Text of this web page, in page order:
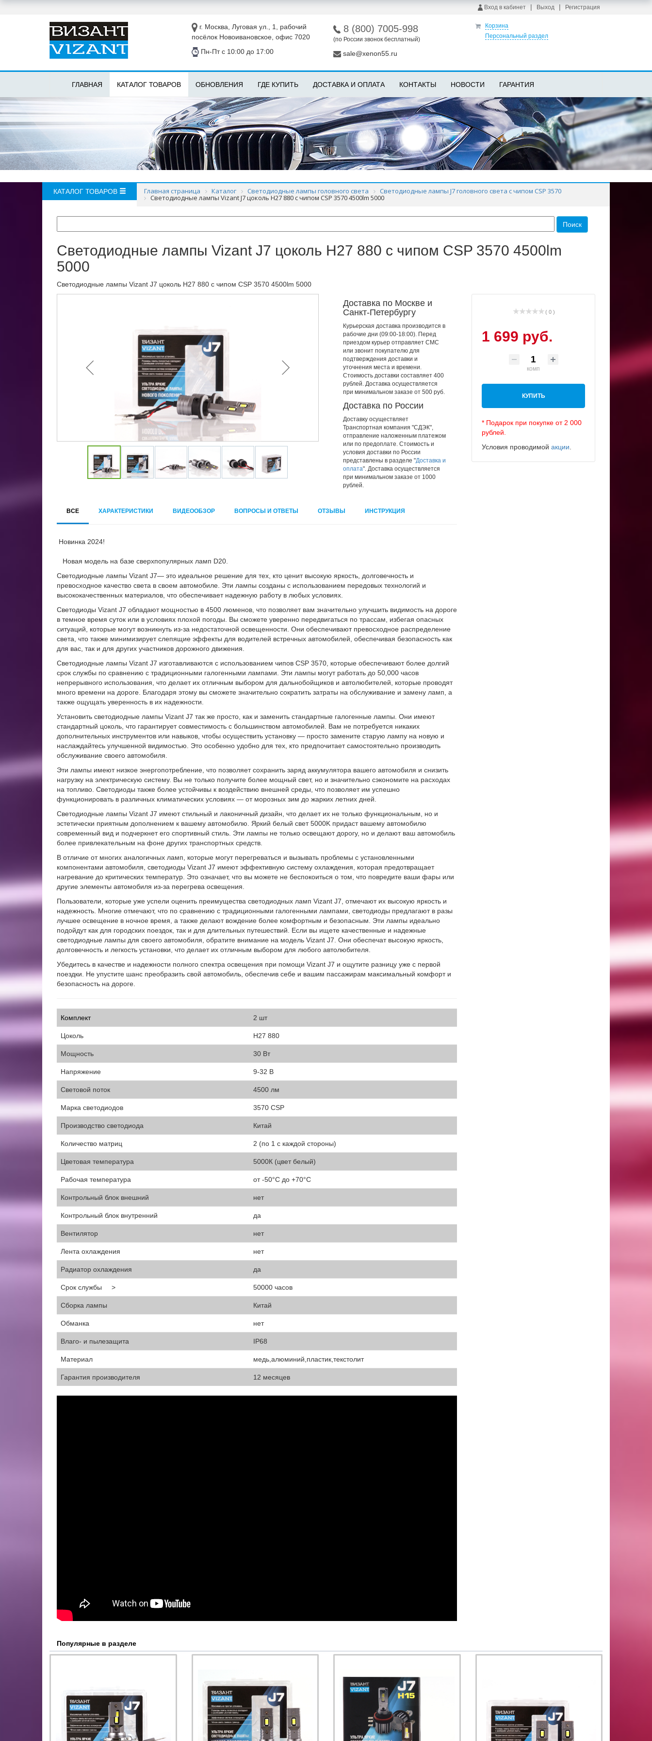
Вход в кабинет | Выход | Регистрация
г. Москва, Луговая ул., 1, рабочий
посёлок Новоивановское, офис 7020
Пн-Пт с 10:00 до 17:00
8 (800) 7005-998
(по России звонок бесплатный)
sale@xenon55.ru
Корзина
Персональный раздел
ГЛАВНАЯ КАТАЛОГ ТОВАРОВ ОБНОВЛЕНИЯ ГДЕ КУПИТЬ ДОСТАВКА И ОПЛАТА КОНТАКТЫ НОВОСТИ ГАРАНТИЯ
КАТАЛОГ ТОВАРОВ Главная страница Каталог Светодиодные лампы головного света Светодиодные лампы J7 головного света с чипом CSP 3570
Светодиодные лампы Vizant J7 цоколь H27 880 с чипом CSP 3570 4500lm 5000
Светодиодные лампы Vizant J7 цоколь H27 880 с чипом CSP 3570 4500lm
5000
Светодиодные лампы Vizant J7 цоколь H27 880 с чипом CSP 3570 4500lm 5000
Доставка по Москве и
Санкт-Петербургу
Курьерская доставка производится в
рабочие дни (09:00-18:00). Перед
приездом курьер отправляет СМС
или звонит покупателю для
подтверждения доставки и
уточнения места и времени.
Стоимость доставки составляет 400
рублей. Доставка осуществляется
при минимальном заказе от 500 руб.
Доставка по России
Доставку осуществляет
Транспортная компания "СДЭК",
отправление наложенным платежом
или по предоплате. Стоимость и
условия доставки по России
представлены в разделе "Доставка и
оплата". Доставка осуществляется
при минимальном заказе от 1000
рублей.
( 0 )
1 699 руб.
комп
КУПИТЬ
* Подарок при покупке от 2 000
рублей.
Условия проводимой акции
ВСЕ ХАРАКТЕРИСТИКИ ВИДЕООБЗОР ВОПРОСЫ И ОТВЕТЫ ОТЗЫВЫ ИНСТРУКЦИЯ
Новинка 2024!
Новая модель на базе сверхпопулярных ламп D20.
Светодиодные лампы Vizant J7— это идеальное решение для тех, кто ценит высокую яркость, долговечность и
превосходное качество света в своем автомобиле. Эти лампы созданы с использованием передовых технологий и
высококачественных материалов, что обеспечивает надежную работу в любых условиях.
Светодиоды Vizant J7 обладают мощностью в 4500 люменов, что позволяет вам значительно улучшить видимость на дороге
в темное время суток или в условиях плохой погоды. Вы сможете уверенно передвигаться по трассам, избегая опасных
ситуаций, которые могут возникнуть из-за недостаточной освещенности. Они обеспечивают превосходное распределение
света, что также минимизирует слепящие эффекты для водителей встречных автомобилей, обеспечивая безопасность как
для вас, так и для других участников дорожного движения.
Светодиодные лампы Vizant J7 изготавливаются с использованием чипов CSP 3570, которые обеспечивают более долгий
срок службы по сравнению с традиционными галогенными лампами. Эти лампы могут работать до 50,000 часов
непрерывного использования, что делает их отличным выбором для дальнобойщиков и автолюбителей, которые проводят
много времени на дороге. Благодаря этому вы сможете значительно сократить затраты на обслуживание и замену ламп, а
также ощущать уверенность в их надежности.
Установить светодиодные лампы Vizant J7 так же просто, как и заменить стандартные галогенные лампы. Они имеют
стандартный цоколь, что гарантирует совместимость с большинством автомобилей. Вам не потребуется никаких
дополнительных инструментов или навыков, чтобы осуществить установку — просто замените старую лампу на новую и
наслаждайтесь улучшенной видимостью. Это особенно удобно для тех, кто предпочитает самостоятельно производить
обслуживание своего автомобиля.
Эти лампы имеют низкое энергопотребление, что позволяет сохранить заряд аккумулятора вашего автомобиля и снизить
нагрузку на электрическую систему. Вы не только получите более мощный свет, но и значительно сэкономите на расходах
на топливо. Светодиоды также более устойчивы к воздействию внешней среды, что позволяет им успешно
функционировать в различных климатических условиях — от морозных зим до жарких летних дней.
Светодиодные лампы Vizant J7 имеют стильный и лаконичный дизайн, что делает их не только функциональным, но и
эстетически приятным дополнением к вашему автомобилю. Яркий белый свет 5000K придаст вашему автомобилю
современный вид и подчеркнет его спортивный стиль. Эти лампы не только освещают дорогу, но и делают ваш автомобиль
более привлекательным на фоне других транспортных средств.
В отличие от многих аналогичных ламп, которые могут перегреваться и вызывать проблемы с установленными
компонентами автомобиля, светодиоды Vizant J7 имеют эффективную систему охлаждения, которая предотвращает
нагревание до критических температур. Это означает, что вы можете не беспокоиться о том, что повредите ваши фары или
другие элементы автомобиля из-за перегрева освещения.
Пользователи, которые уже успели оценить преимущества светодиодных ламп Vizant J7, отмечают их высокую яркость и
надежность. Многие отмечают, что по сравнению с традиционными галогенными лампами, светодиоды предлагают в разы
лучшее освещение в ночное время, а также делают вождение более комфортным и безопасным. Эти лампы идеально
подойдут как для городских поездок, так и для длительных путешествий. Если вы ищете качественные и надежные
светодиодные лампы для своего автомобиля, обратите внимание на модель Vizant J7. Они обеспечат высокую яркость,
долговечность и легкость установки, что делает их отличным выбором для любого автолюбителя.
Убедитесь в качестве и надежности полного спектра освещения при помощи Vizant J7 и ощутите разницу уже с первой
поездки. Не упустите шанс преобразить свой автомобиль, обеспечив себе и вашим пассажирам максимальный комфорт и
безопасность на дороге.
Комплект 2 шт
Цоколь H27 880
Мощность 30 Вт
Напряжение 9-32 В
Световой поток 4500 лм
Марка светодиодов 3570 CSP
Производство светодиода Китай
Количество матриц 2 (по 1 с каждой стороны)
Цветовая температура 5000К (цвет белый)
Рабочая температура от -50°С до +70°С
Контрольный блок внешний нет
Контрольный блок внутренний да
Вентилятор нет
Лента охлаждения нет
Радиатор охлаждения да
Срок службы > 50000 часов
Сборка лампы Китай
Обманка нет
Влаго- и пылезащита IP68
Материал медь,алюминий,пластик,текстолит
Гарантия производителя 12 месяцев
Популярные в разделе